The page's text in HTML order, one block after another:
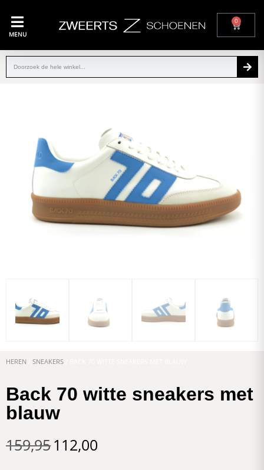
MENU
0
HEREN SNEAKERS
Back 70 witte sneakers met
blauw
159,95112,00